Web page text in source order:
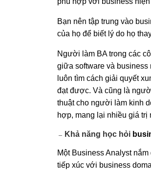
Bạn nên tập trung vào
của họ để biết lý do họ
Người làm BA trong các
giữa software và
luôn tìm cách giải quyết
đạt được. Và cũng là
thuật cho người làm kinh
hợp, mang lại nhiều giá trị
Khả năng học hỏi
Một Business Analyst
tiếp xúc với business